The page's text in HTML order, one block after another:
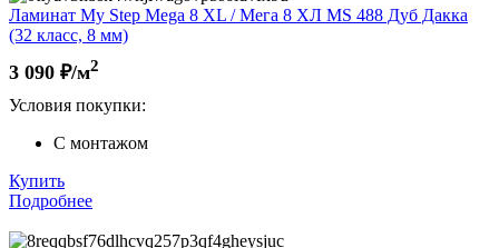
Ламинат My Step Mega 8 XL / Мега 8 ХЛ MS 488 Дуб Дакка
(32 класс, 8 мм)
3 090 ₽/м2
Условия покупки:
С монтажом
Купить
Подробнее